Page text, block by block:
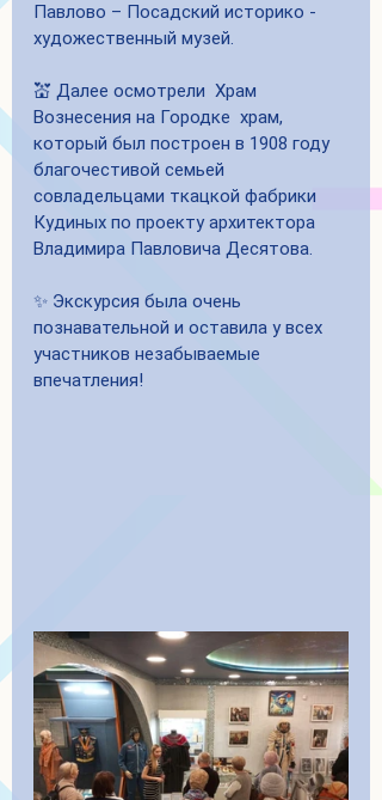
Павлово – Посадский историко -
художественный музей.
💒 Далее осмотрели  Храм
Вознесения на Городке  храм,
который был построен в 1908 году
благочестивой семьей
совладельцами ткацкой фабрики
Кудиных по проекту архитектора
Владимира Павловича Десятова.
✨ Экскурсия была очень
познавательной и оставила у всех
участников незабываемые
впечатления!